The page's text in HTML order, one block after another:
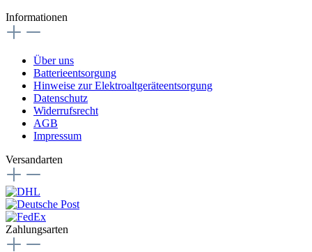
Informationen
Über uns
Batterieentsorgung
Hinweise zur Elektroaltgeräteentsorgung
Datenschutz
Widerrufsrecht
AGB
Impressum
Versandarten
Zahlungsarten